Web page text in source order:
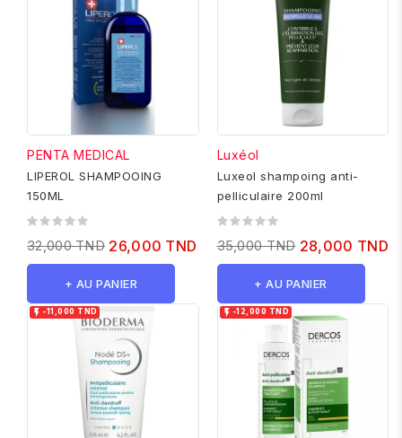
PENTA MEDICAL
LIPEROL SHAMPOOING
150ML
32,000 TND 26,000 TND
+ AU PANIER
Luxéol
Luxeol shampoing anti-
pelliculaire 200ml
35,000 TND 28,000 TND
+ AU PANIER
 -11,000 TND  -12,000 TND